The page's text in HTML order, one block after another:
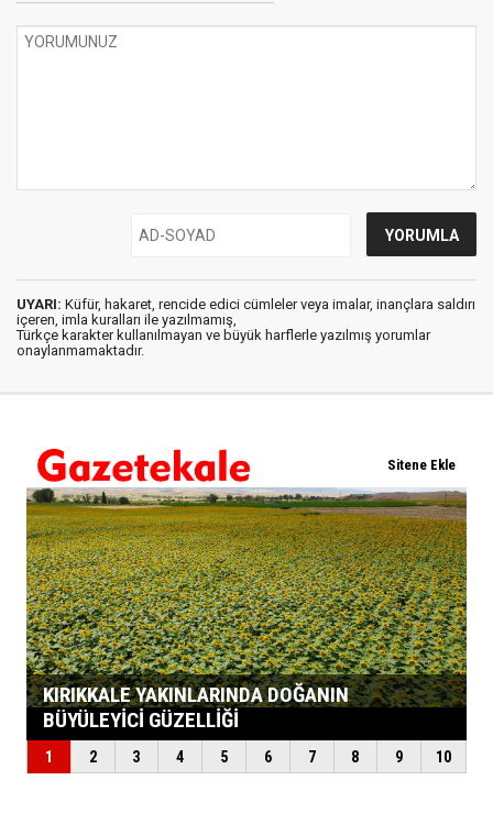
UYARI: Küfür, hakaret, rencide edici cümleler veya imalar, inançlara saldırı
içeren, imla kuralları ile yazılmamış,
Türkçe karakter kullanılmayan ve büyük harflerle yazılmış yorumlar
onaylanmamaktadır.